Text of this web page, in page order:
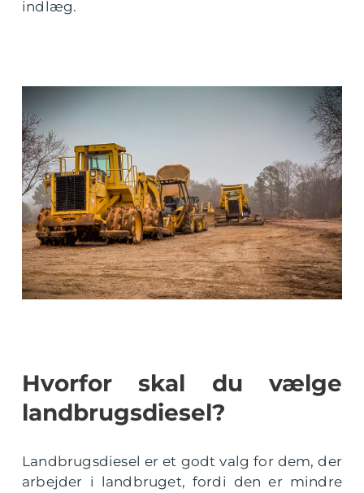
indlæg.
Hvorfor skal du vælge
landbrugsdiesel?
Landbrugsdiesel er et godt valg for dem, der
arbejder i landbruget, fordi den er mindre